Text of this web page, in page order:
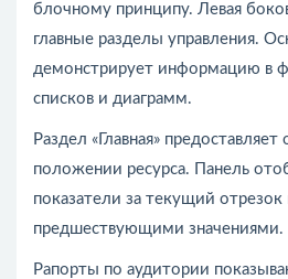
блочному принципу. Левая
главные разделы управления.
демонстрирует информацию в
списков и диаграмм.
Раздел «Главная»
положении ресурса. Панель
показатели за текущий отрезок
предшествующими значениями.
Рапорты по аудитории